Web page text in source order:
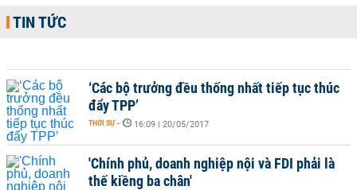
TIN TỨC
‘Các bộ trưởng đều thống nhất tiếp tục thúc
đẩy TPP’
THỜI SỰ - 16:09 | 20/05/2017
'Chính phủ, doanh nghiệp nội và FDI phải là
thế kiềng ba chân'